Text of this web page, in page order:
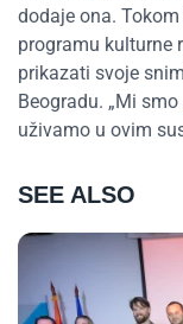
dodaje ona.
programu kulturne
prikazati svoje
Beogradu. „Mi
uživamo u ovim
SEE ALSO